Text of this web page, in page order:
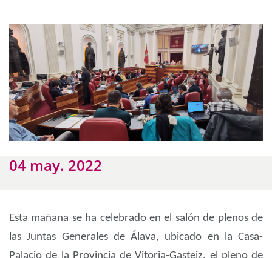
04 may. 2022
Esta mañana se ha celebrado en el salón de plenos de
las Juntas Generales de Álava, ubicado en la Casa-